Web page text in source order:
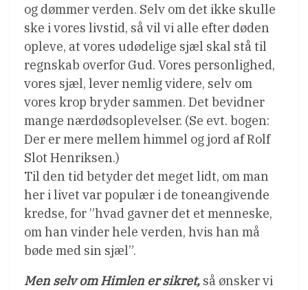
og dømmer verden. Selv om det ikke skulle
ske i vores livstid, så vil vi alle efter døden
opleve, at vores udødelige sjæl skal stå til
regnskab overfor Gud. Vores personlighed,
vores sjæl, lever nemlig videre, selv om
vores krop bryder sammen. Det bevidner
mange nærdødsoplevelser. (Se evt. bogen:
Der er mere mellem himmel og jord af Rolf
Slot Henriksen.)
Til den tid betyder det meget lidt, om man
her i livet var populær i de toneangivende
kredse, for ”hvad gavner det et menneske,
om han vinder hele verden, hvis han må
bøde med sin sjæl”.
Men selv om Himlen er sikret, så ønsker vi